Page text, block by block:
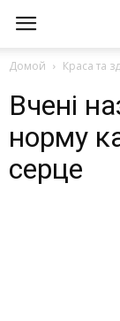
Домой Краса та
Вчені
норму
серце